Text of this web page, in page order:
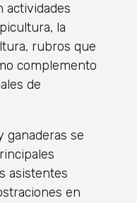
actividades
la
rubros que
complemento
de
ganaderas se
asistentes
en